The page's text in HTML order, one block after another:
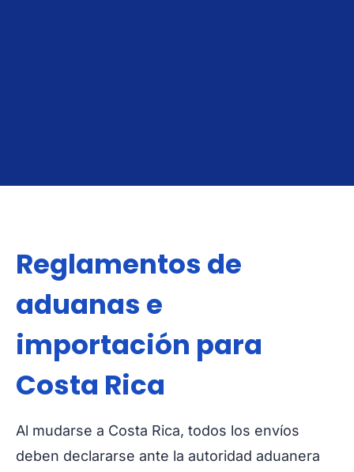
Reglamentos de
aduanas e
importación para
Costa Rica
Al mudarse a Costa Rica, todos los envíos
deben declararse ante la autoridad aduanera